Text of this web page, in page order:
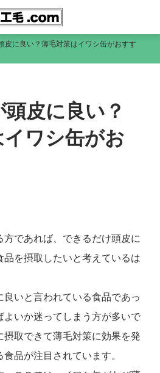
皮に良い？薄毛対策はイワシ缶がおすす
皮に良い？
ワシ缶がお
であれば、できるだけ頭皮に
品を摂取したいと考えているは
良いと言われている食品であっ
よいか迷ってしまう方が多いで
摂取できて薄毛対策に効果を発
品が注目されています。